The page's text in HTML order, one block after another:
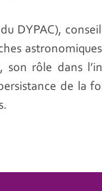
DYPAC),
son rôle dans
de la